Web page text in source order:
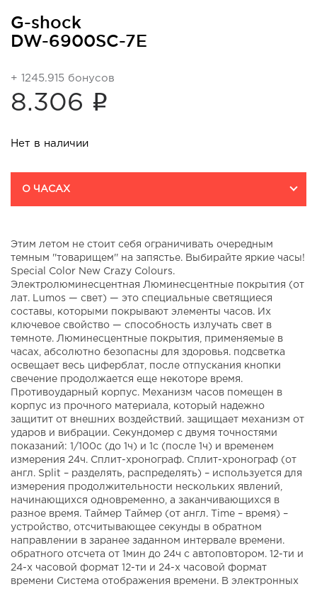
G-shock
DW-6900SC-7E
+ 1245.915 бонусов
8.306 i
Нет в наличии
О ЧАСАХ
Этим летом не стоит себя ограничивать очередным
темным ''товарищем'' на запястье. Выбирайте яркие часы!
Special Color New Crazy Colours.
Электролюминесцентная Люминесцентные покрытия (от
лат. Lumos — свет) — это специальные светящиеся
составы, которыми покрывают элементы часов. Их
ключевое свойство — способность излучать свет в
темноте. Люминесцентные покрытия, применяемые в
часах, абсолютно безопасны для здоровья. подсветка
освещает весь циферблат, после отпускания кнопки
свечение продолжается еще некоторе время.
Противоударный корпус. Механизм часов помещен в
корпус из прочного материала, который надежно
защитит от внешних воздействий. защищает механизм от
ударов и вибрации. Секундомер с двумя точностями
показаний: 1/100с (до 1ч) и 1с (после 1ч) и временем
измерения 24ч. Сплит-хронограф. Сплит-хронограф (от
англ. Split – разделять, распределять) – используется для
измерения продолжительности нескольких явлений,
начинающихся одновременно, а заканчивающихся в
разное время. Таймер Таймер (от англ. Time – время) –
устройство, отсчитывающее секунды в обратном
направлении в заранее заданном интервале времени.
обратного отсчета от 1мин до 24ч с автоповтором. 12-ти и
24-х часовой формат 12-ти и 24-х часовой формат
времени Система отображения времени. В электронных